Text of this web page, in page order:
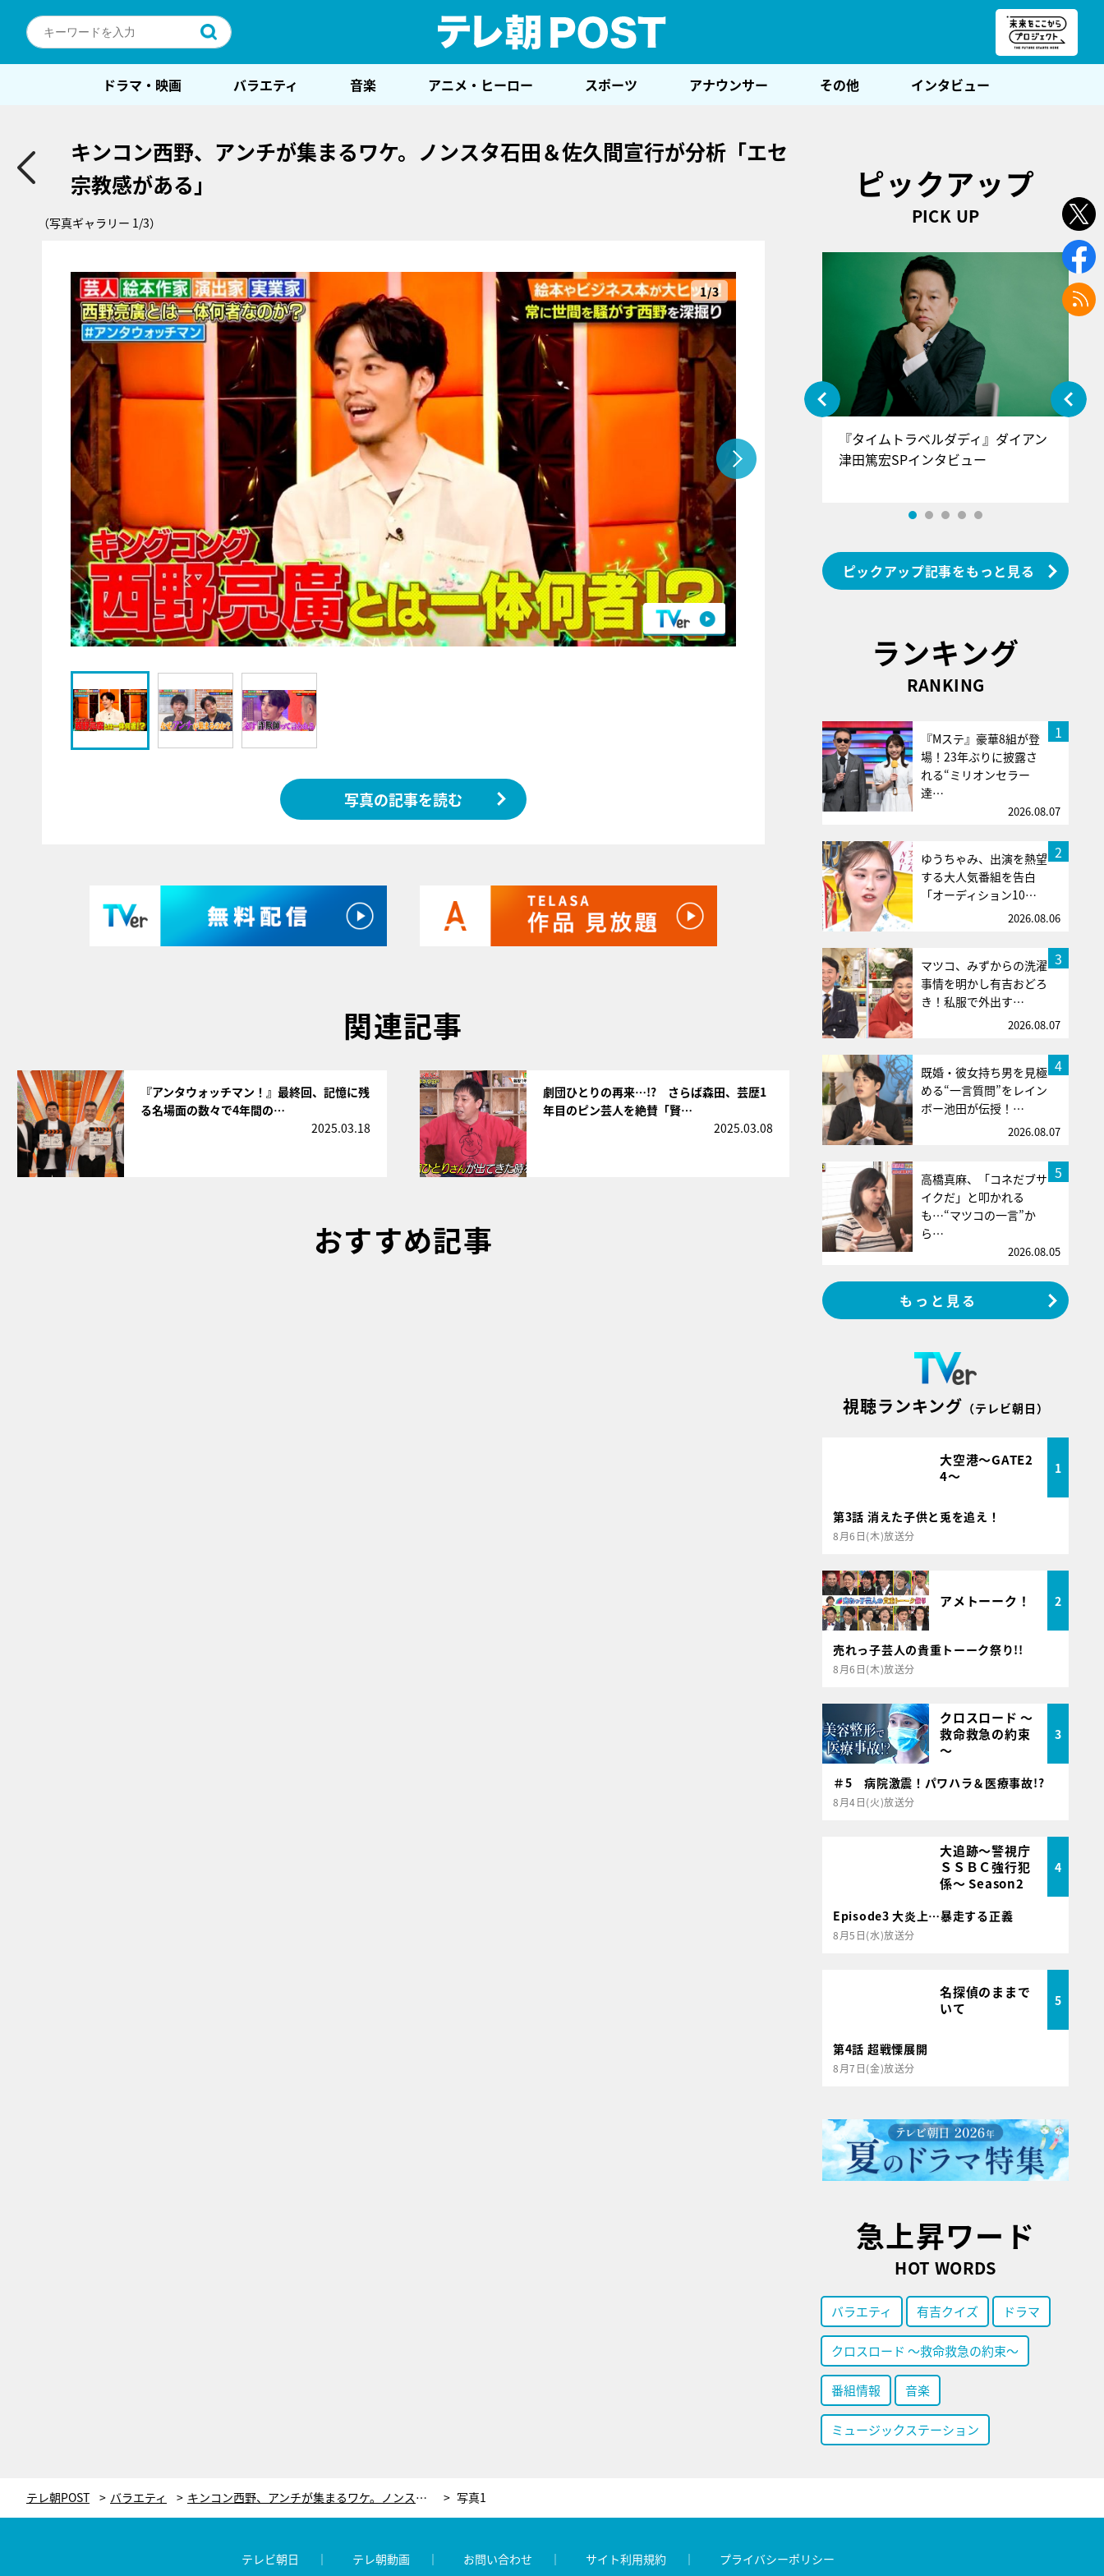
ドラマ・映画 バラエティ 音楽 アニメ・ヒーロー スポーツ アナウンサー その他 インタビュー
キンコン西野、アンチが集まるワケ。ノンスタ石田＆佐久間宣行が分析「エセ
宗教感がある」
（写真ギャラリー 1/3）
1/3
写真の記事を読む
関連記事
『アンタウォッチマン！』最終回、記憶に残
る名場面の数々で4年間の…
2025.03.18
劇団ひとりの再来…!? さらば森田、芸歴1
年目のピン芸人を絶賛「賢…
2025.03.08
おすすめ記事
ピックアップ
PICK UP
『アイ＝ラブ！げーみんぐ』＝LOV
E齋藤樹愛羅＆佐々木舞香SPインタ
『タイムトラベルダディ』ダイアン
津田篤宏SPインタビュー
ピックアップ記事をもっと見る
ランキング
RANKING
1
『Mステ』豪華8組が登
場！23年ぶりに披露さ
れる“ミリオンセラー
達…
2026.08.07
2
ゆうちゃみ、出演を熱望
する大人気番組を告白
「オーディション10…
2026.08.06
3
マツコ、みずからの洗濯
事情を明かし有吉おどろ
き！私服で外出す…
2026.08.07
4
既婚・彼女持ち男を見極
める“一言質問”をレイン
ボー池田が伝授！…
2026.08.07
5
高橋真麻、「コネだブサ
イクだ」と叩かれる
も…“マツコの一言”か
ら…
2026.08.05
もっと見る
視聴ランキング （テレビ朝日）
大空港～GATE2
4～
1
第3話 消えた子供と兎を追え！
8月6日(木)放送分
アメトーーク！ 2
売れっ子芸人の貴重トーーク祭り!!
8月6日(木)放送分
クロスロード ～
救命救急の約束
～
3
＃5 病院激震！パワハラ＆医療事故!?
8月4日(火)放送分
大追跡～警視庁
ＳＳＢＣ強行犯
係～ Season2
4
Episode3 大炎上…暴走する正義
8月5日(水)放送分
名探偵のままで
いて
5
第4話 超戦慄展開
8月7日(金)放送分
急上昇ワード
HOT WORDS
バラエティ 有吉クイズ ドラマ
クロスロード ～救命救急の約束～
番組情報 音楽
ミュージックステーション
テレ朝POST バラエティ キンコン西野、アンチが集まるワケ。ノンスタ石田＆佐久間宣行が分析「エセ宗教感がある」 写真1
テレビ朝日 テレ朝動画 お問い合わせ サイト利用規約 プライバシーポリシー